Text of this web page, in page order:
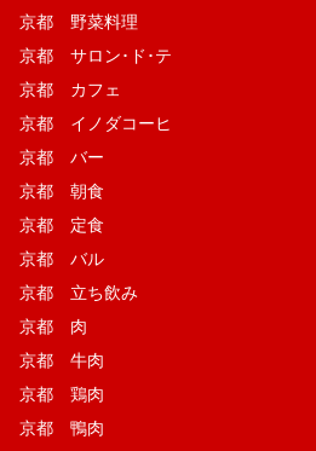
京都 野菜料理
京都 サロン･ド･テ
京都 カフェ
京都 イノダコーヒ
京都 バー
京都 朝食
京都 定食
京都 バル
京都 立ち飲み
京都 肉
京都 牛肉
京都 鶏肉
京都 鴨肉